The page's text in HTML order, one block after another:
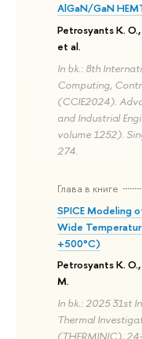
AlGaN/GaN
Petrosyants K.
et al.
In bk.: 8th
Computing,
(CCIE2024).
and Industrial
volume 1252).
274.
Глава в книге
SPICE Modeling
Wide
+500°C)
Petrosyants K.
M.
In bk.: 2025 31st
Thermal
(THERMINIC),